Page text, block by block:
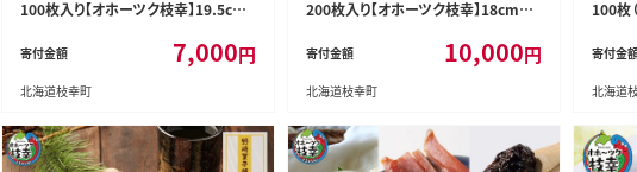
100枚入り【オホーツク枝幸】19.5cm
道 オホーツク 枝幸 】
寄付金額 7,000円
北海道枝幸町
200枚入り【オホーツク枝幸】18cm×
オホーツク 枝幸 】
寄付金額 10,000円
北海道枝幸町
100枚
祉用品
寄付金
北海道